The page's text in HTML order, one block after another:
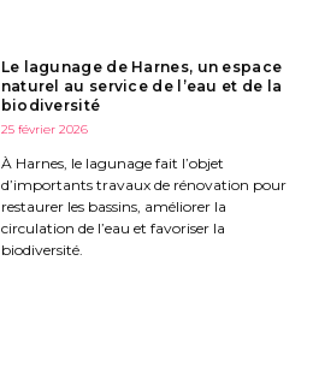
Le lagunage de Harnes, un espace
naturel au service de l’eau et de la
biodiversité
25 février 2026
À Harnes, le lagunage fait l’objet
d’importants travaux de rénovation pour
restaurer les bassins, améliorer la
circulation de l’eau et favoriser la
biodiversité.